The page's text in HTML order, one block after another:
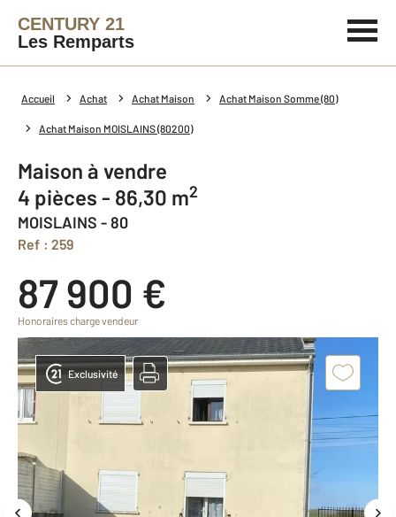
CENTURY 21
Les Remparts
Accueil Achat Achat Maison Achat Maison Somme (80)
Achat Maison MOISLAINS (80200)
Maison à vendre
4 pièces - 86,30 m2
MOISLAINS - 80
Ref : 259
87 900 €
Honoraires charge vendeur
Exclusivité